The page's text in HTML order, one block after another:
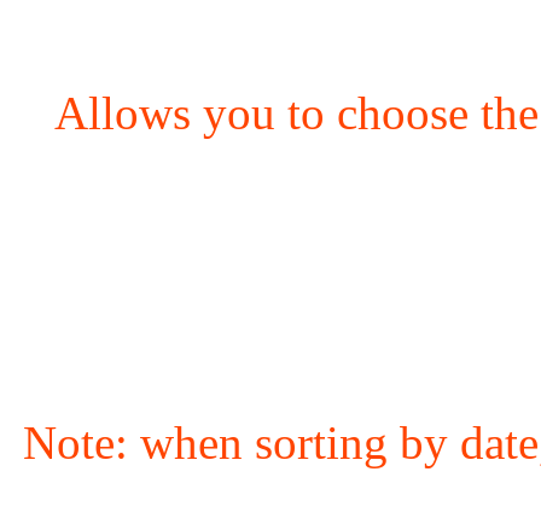
Allows you to choose
Note: when sorting by